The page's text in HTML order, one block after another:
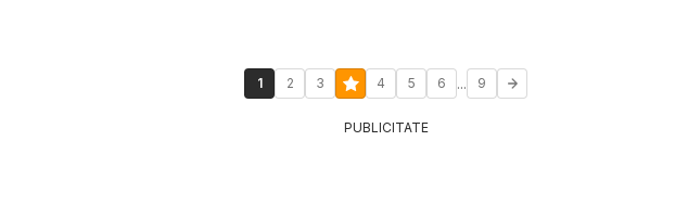
1 2 3 4 5 6 ... 9
PUBLICITATE